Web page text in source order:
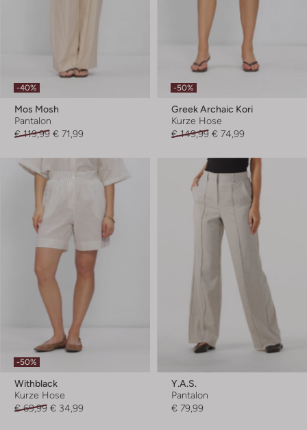
-40%
Mos Mosh
Pantalon
€ 119,99 € 71,99
-50%
Greek Archaic Kori
Kurze Hose
€ 149,99 € 74,99
-50%
Withblack
Kurze Hose
€ 69,99 € 34,99
Y.a.s.
Pantalon
€ 79,99